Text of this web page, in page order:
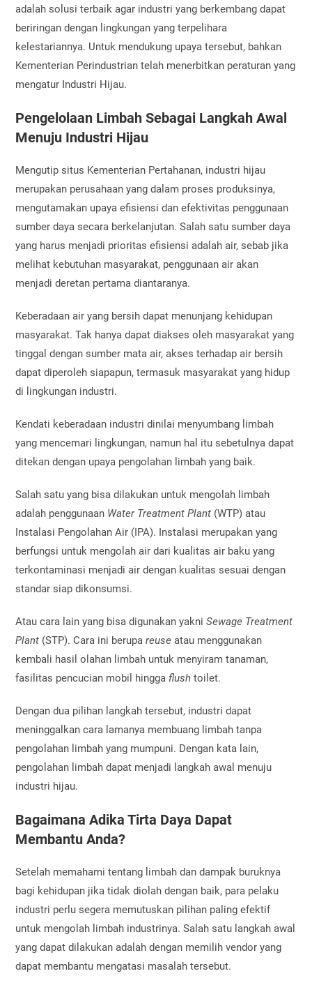
adalah solusi terbaik agar industri yang berkembang dapat
beriringan dengan lingkungan yang terpelihara
kelestariannya. Untuk mendukung upaya tersebut, bahkan
Kementerian Perindustrian telah menerbitkan peraturan yang
mengatur Industri Hijau.
Pengelolaan Limbah Sebagai Langkah Awal
Menuju Industri Hijau
Mengutip situs Kementerian Pertahanan, industri hijau
merupakan perusahaan yang dalam proses produksinya,
mengutamakan upaya efisiensi dan efektivitas penggunaan
sumber daya secara berkelanjutan. Salah satu sumber daya
yang harus menjadi prioritas efisiensi adalah air, sebab jika
melihat kebutuhan masyarakat, penggunaan air akan
menjadi deretan pertama diantaranya.
Keberadaan air yang bersih dapat menunjang kehidupan
masyarakat. Tak hanya dapat diakses oleh masyarakat yang
tinggal dengan sumber mata air, akses terhadap air bersih
dapat diperoleh siapapun, termasuk masyarakat yang hidup
di lingkungan industri.
Kendati keberadaan industri dinilai menyumbang limbah
yang mencemari lingkungan, namun hal itu sebetulnya dapat
ditekan dengan upaya pengolahan limbah yang baik.
Salah satu yang bisa dilakukan untuk mengolah limbah
adalah penggunaan Water Treatment Plant (WTP) atau
Instalasi Pengolahan Air (IPA). Instalasi merupakan yang
berfungsi untuk mengolah air dari kualitas air baku yang
terkontaminasi menjadi air dengan kualitas sesuai dengan
standar siap dikonsumsi.
Atau cara lain yang bisa digunakan yakniSewage Treatment
Plant (STP). Cara ini berupareuse atau menggunakan
kembali hasil olahan limbah untuk menyiram tanaman,
fasilitas pencucian mobil hingga flush toilet.
Dengan dua pilihan langkah tersebut, industri dapat
meninggalkan cara lamanya membuang limbah tanpa
pengolahan limbah yang mumpuni. Dengan kata lain,
pengolahan limbah dapat menjadi langkah awal menuju
industri hijau.
Bagaimana Adika Tirta Daya Dapat
Membantu Anda?
Setelah memahami tentang limbah dan dampak buruknya
bagi kehidupan jika tidak diolah dengan baik, para pelaku
industri perlu segera memutuskan pilihan paling efektif
untuk mengolah limbah industrinya. Salah satu langkah awal
yang dapat dilakukan adalah dengan memilih vendor yang
dapat membantu mengatasi masalah tersebut.